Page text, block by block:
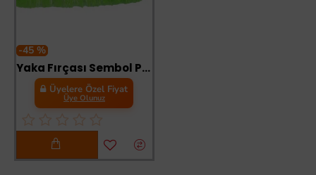
-45 %
Yaka Fırçası Sembol Plastik Tutma Saplı Fırça Karışık Renk 14 Cm
Üyelere Özel Fiyat
Üye Olunuz